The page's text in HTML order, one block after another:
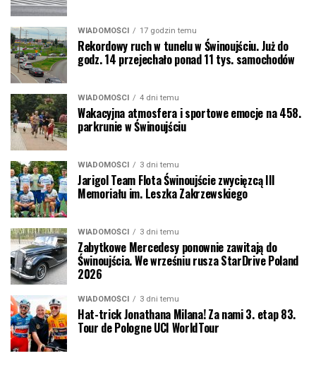
WIADOMOŚCI 17 godzin temu
Rekordowy ruch w tunelu w Świnoujściu. Już do
godz. 14 przejechało ponad 11 tys. samochodów
WIADOMOŚCI 4 dni temu
Wakacyjna atmosfera i sportowe emocje na 458.
parkrunie w Świnoujściu
WIADOMOŚCI 3 dni temu
Jarigol Team Flota Świnoujście zwycięzcą III
Memoriału im. Leszka Zakrzewskiego
WIADOMOŚCI 3 dni temu
Zabytkowe Mercedesy ponownie zawitają do
Świnoujścia. We wrześniu rusza StarDrive Poland
2026
WIADOMOŚCI 3 dni temu
Hat-trick Jonathana Milana! Za nami 3. etap 83.
Tour de Pologne UCI WorldTour